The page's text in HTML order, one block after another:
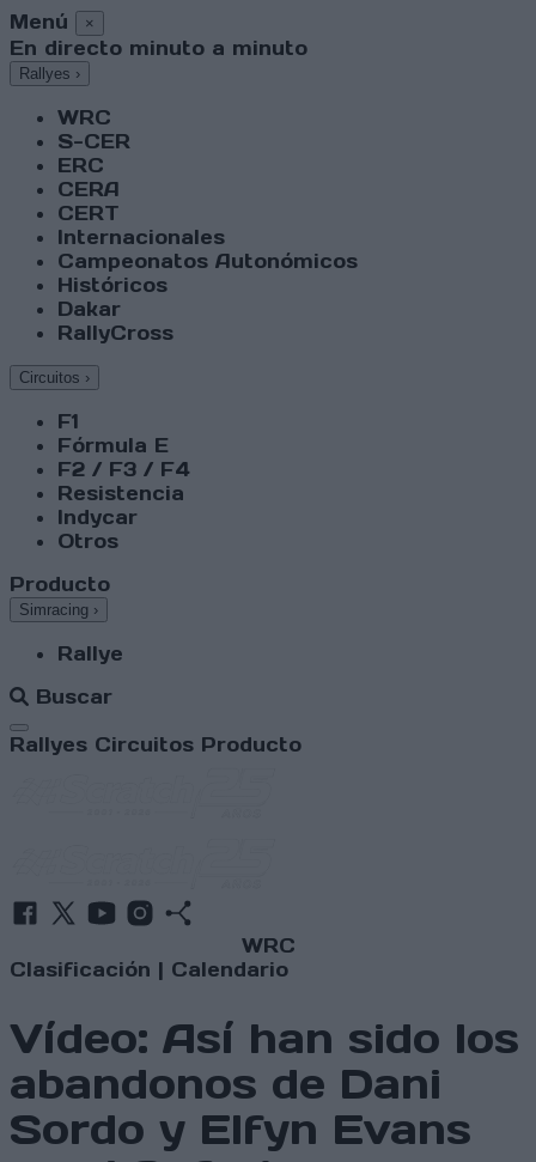
Menú ×
En directo minuto a minuto
Rallyes ›
WRC
S-CER
ERC
CERA
CERT
Internacionales
Campeonatos Autonómicos
Históricos
Dakar
RallyCross
Circuitos ›
F1
Fórmula E
F2 / F3 / F4
Resistencia
Indycar
Otros
Producto
Simracing ›
Rallye
Buscar
Abrir menú
Rallyes Circuitos Producto
WRC
Clasificación | Calendario
Vídeo: Así han sido los
abandonos de Dani
Sordo y Elfyn Evans